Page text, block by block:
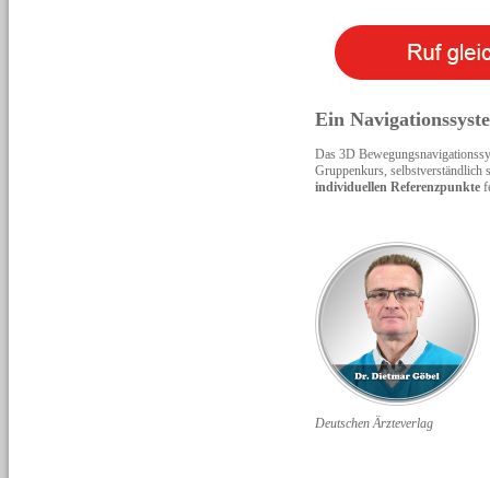
Ein
Das 3D
Gruppenkurs,
individuellen Referenzpunkte
Deutschen Ärzteverlag